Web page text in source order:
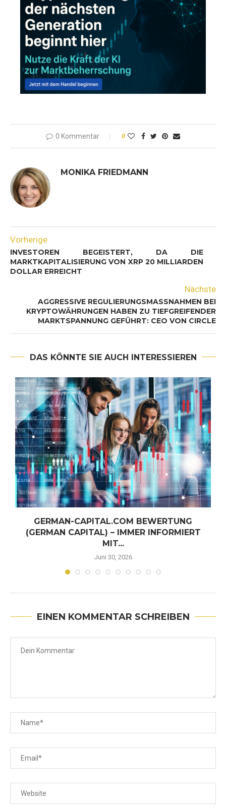
0 Kommentar 0
MONIKA FRIEDMANN
Vorherige
INVESTOREN BEGEISTERT, DA DIE
MARKTKAPITALISIERUNG VON XRP 20 MILLIARDEN
DOLLAR ERREICHT
Nächste
AGGRESSIVE REGULIERUNGSMASSNAHMEN BEI K
RYPTOWÄHRUNGEN HABEN ZU TIEFGREIFENDER M
ARKTSPANNUNG GEFÜHRT: CEO VON CIRCLE
DAS KÖNNTE SIE AUCH INTERESSIEREN
GERMAN-CAPITAL.COM BEWERTUNG
(GERMAN CAPITAL) – IMMER INFORMIERT
MIT...
Juni 30, 2026
EINEN KOMMENTAR SCHREIBEN